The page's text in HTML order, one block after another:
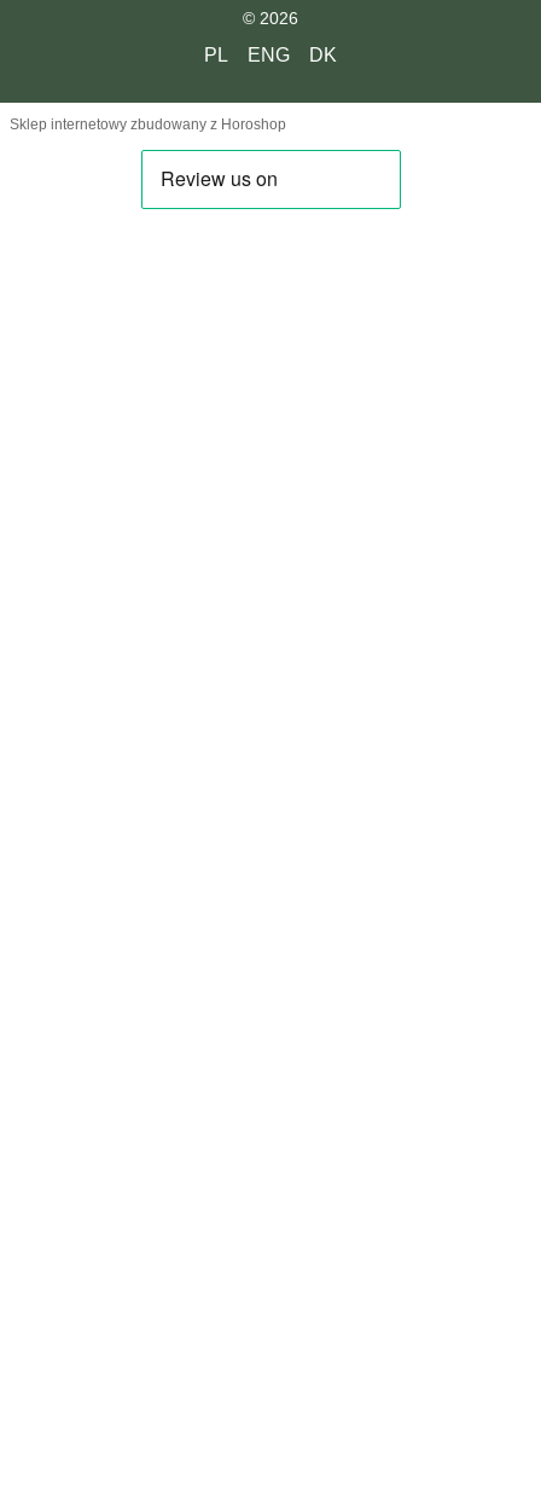
© 2026
PL ENG DK
Sklep internetowy zbudowany z Horoshop